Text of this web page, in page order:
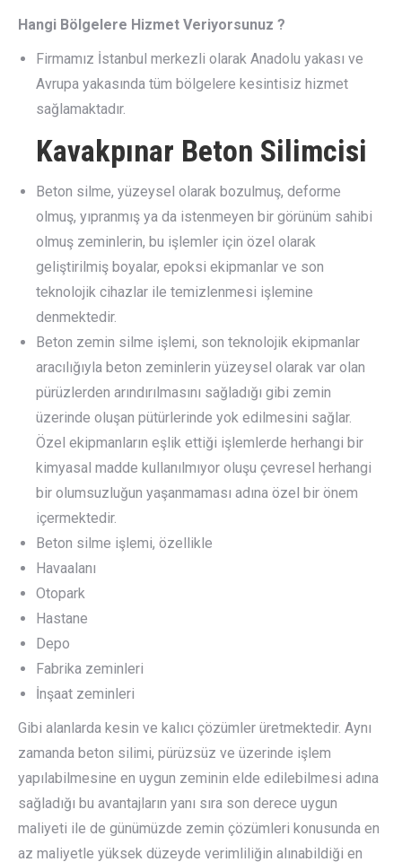
Hangi Bölgelere Hizmet Veriyorsunuz ?
Firmamız İstanbul merkezli olarak Anadolu yakası ve
Avrupa yakasında tüm bölgelere kesintisiz hizmet
sağlamaktadır.
Kavakpınar Beton Silimcisi
Beton silme, yüzeysel olarak bozulmuş, deforme
olmuş, yıpranmış ya da istenmeyen bir görünüm sahibi
olmuş zeminlerin, bu işlemler için özel olarak
geliştirilmiş boyalar, epoksi ekipmanlar ve son
teknolojik cihazlar ile temizlenmesi işlemine
denmektedir.
Beton zemin silme işlemi, son teknolojik ekipmanlar
aracılığıyla beton zeminlerin yüzeysel olarak var olan
pürüzlerden arındırılmasını sağladığı gibi zemin
üzerinde oluşan pütürlerinde yok edilmesini sağlar.
Özel ekipmanların eşlik ettiği işlemlerde herhangi bir
kimyasal madde kullanılmıyor oluşu çevresel herhangi
bir olumsuzluğun yaşanmaması adına özel bir önem
içermektedir.
Beton silme işlemi, özellikle
Havaalanı
Otopark
Hastane
Depo
Fabrika zeminleri
İnşaat zeminleri
Gibi alanlarda kesin ve kalıcı çözümler üretmektedir. Aynı
zamanda beton silimi, pürüzsüz ve üzerinde işlem
yapılabilmesine en uygun zeminin elde edilebilmesi adına
sağladığı bu avantajların yanı sıra son derece uygun
maliyeti ile de günümüzde zemin çözümleri konusunda en
az maliyetle yüksek düzeyde verimliliğin alınabildiği en